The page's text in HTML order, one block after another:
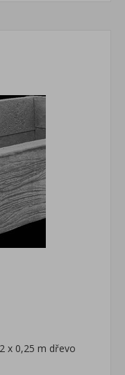
x 0,25 m dřevo